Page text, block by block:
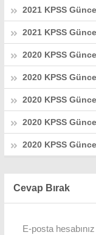
2021 KPSS
2021 KPSS
2020 KPSS
2020 KPSS
2020 KPSS
2020 KPSS
2020 KPSS
Cevap Bırak
E-posta